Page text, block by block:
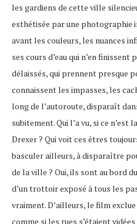
les gardiens de cette ville
esthétisée par une photographie
avant les couleurs, les nuances
ses cours d’eau qui n’en
délaissés, qui prennent presque
connaissent les impasses, les
long de l’autoroute, disparaît
subitement. Qui l’a vu, si ce n’est
Drexer ? Qui voit ces êtres
basculer ailleurs, à disparaître
de la ville ? Oui, ils sont au bord
d’un trottoir exposé à tous les
vraiment. D’ailleurs, le film
comme si les rues s’étaient